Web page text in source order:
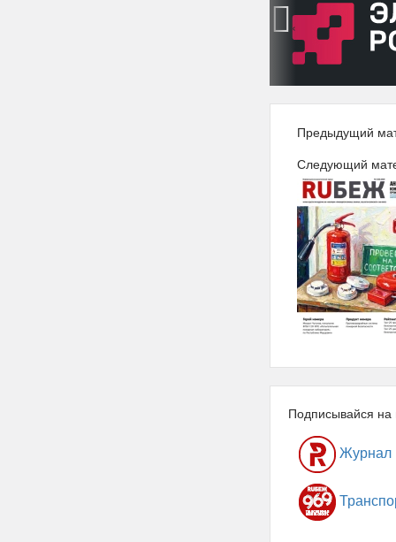
‹
Предыдущий
Следующий
Подписывайся